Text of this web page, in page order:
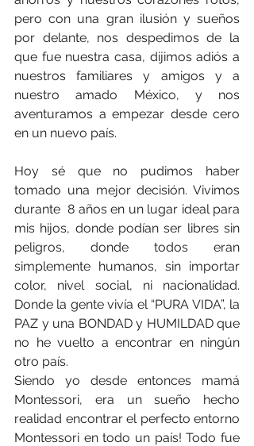
pero con una gran ilusión y sueños
por delante, nos despedimos de la
que fue nuestra casa, dijimos adiós a
nuestros familiares y amigos y a
nuestro amado México, y nos
aventuramos a empezar desde cero
en un nuevo país.
Hoy sé que no pudimos haber
tomado una mejor decisión. Vivimos
durante  8 años en un lugar ideal para
mis hijos, donde podían ser libres sin
peligros, donde todos eran
simplemente humanos, sin importar
color, nivel social, ni nacionalidad.
Donde la gente vivía el “PURA VIDA”, la
PAZ y una BONDAD y HUMILDAD que
no he vuelto a encontrar en ningún
otro país.
Siendo yo desde entonces mamá
Montessori, era un sueño hecho
realidad encontrar el perfecto entorno
Montessori en todo un país! Todo fue